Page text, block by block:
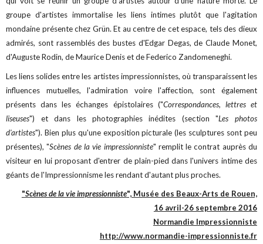
groupe d'artistes immortalise les liens intimes plutôt que l'agitation
mondaine présente chez Grün. Et au centre de cet espace, tels des dieux
admirés, sont rassemblés des bustes d'Edgar Degas, de Claude Monet,
d'Auguste Rodin, de Maurice Denis et de Federico Zandomeneghi.
Les liens solides entre les artistes impressionnistes, où transparaissent les
influences mutuelles, l'admiration voire l'affection, sont également
présents dans les échanges épistolaires ("Correspondances, lettres et
liseuses") et dans les photographies inédites (section "Les photos
d'artistes"). Bien plus qu'une exposition picturale (les sculptures sont peu
présentes), "Scènes de la vie impressionniste" remplit le contrat auprès du
visiteur en lui proposant d'entrer de plain-pied dans l'univers intime des
géants de l'Impressionnisme les rendant d'autant plus proches.
"Scènes de la vie impressionniste", Musée des Beaux-Arts de Rouen,
16 avril-26 septembre 2016
Normandie Impressionniste
http://www.normandie-impressionniste.fr